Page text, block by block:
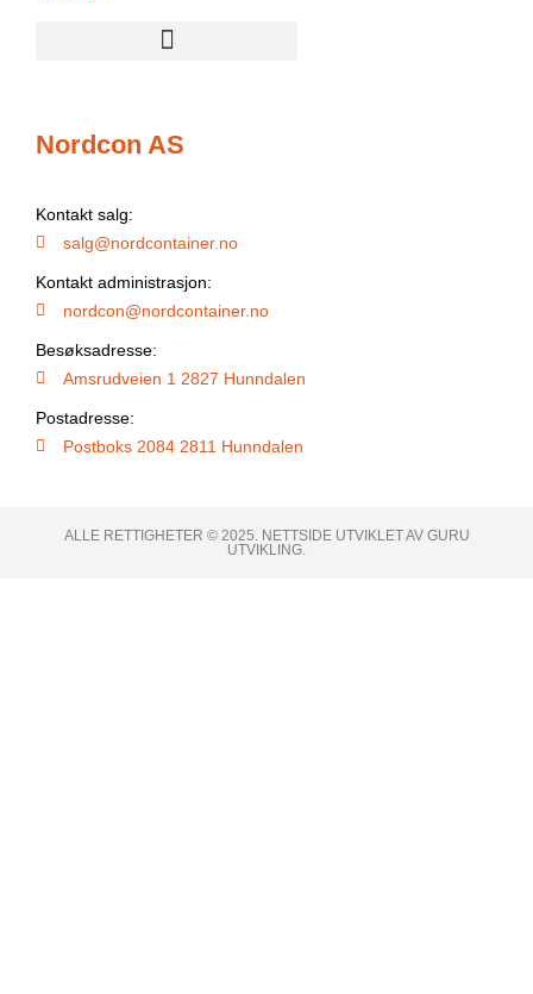
Nordcon AS
Kontakt salg:
salg@nordcontainer.no
Kontakt administrasjon:
nordcon@nordcontainer.no
Besøksadresse:
Amsrudveien 1 2827 Hunndalen
Postadresse:
Postboks 2084 2811 Hunndalen
ALLE RETTIGHETER © 2025. NETTSIDE UTVIKLET AV GURU
UTVIKLING.